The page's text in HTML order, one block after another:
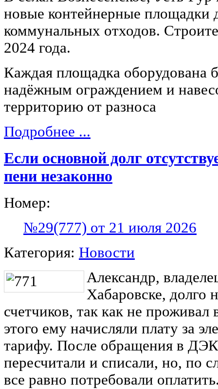
новые контейнерные площадки
коммунальных отходов.
2024 года.
Каждая площадка оборудована
надёжным ограждением и
территорию от разноса
Подробнее ...
Если основной долг
пени незаконно
Номер:
№29(777) от 21 июля 2026
Категория: Новости
Александр,
Хабаровске, долго
счетчиков, так как не
этого ему начисляли плату за
тарифу. После обращения в
пересчитали и списали, но, по
все равно потребовали